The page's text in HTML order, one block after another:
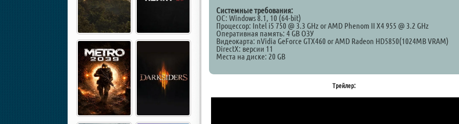
Системные требования:
ОС: Windows 8.1, 10 (64-bit)
Процессор: Intel i5 750 @ 3.3 GHz or AMD Phenom II X4 955 @ 3.2 GHz
Оперативная память: 4 GB ОЗУ
Видеокарта: nVidia GeForce GTX460 or AMD Radeon HD5850(1024MB VRAM)
DirectX: версии 11
Места на диске: 20 GB
Трейлер: